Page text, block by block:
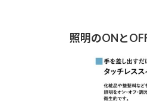
照明のONと